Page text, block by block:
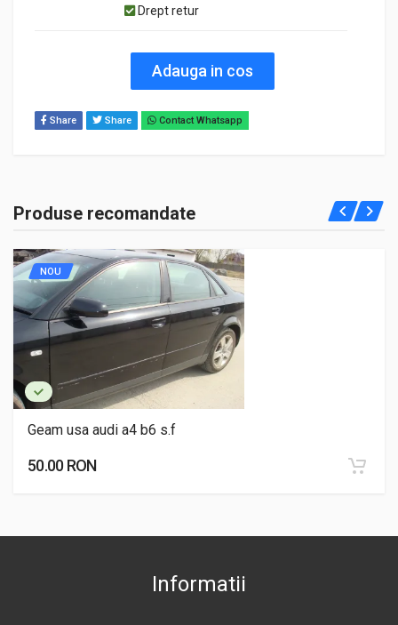
Drept retur
Adauga in cos
Share Share Contact Whatsapp
Produse recomandate
NOU
Geam usa audi a4 b6 s.f
50.00 RON
Informatii